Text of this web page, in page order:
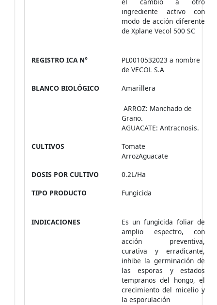
el cambio a otro
ingrediente activo con
modo de acción diferente
de Xplane Vecol 500 SC
REGISTRO ICA N°
PL0010532023 a nombre
de VECOL S.A
BLANCO BIOLÓGICO
Amarillera
ARROZ: Manchado de
Grano.
AGUACATE: Antracnosis.
CULTIVOS
Tomate
ArrozAguacate
DOSIS POR CULTIVO
0.2L/Ha
TIPO PRODUCTO
Fungicida
INDICACIONES
Es un fungicida foliar de
amplio espectro, con
acción preventiva,
curativa y erradicante,
inhibe la germinación de
las esporas y estados
tempranos del hongo, el
crecimiento del micelio y
la esporulación